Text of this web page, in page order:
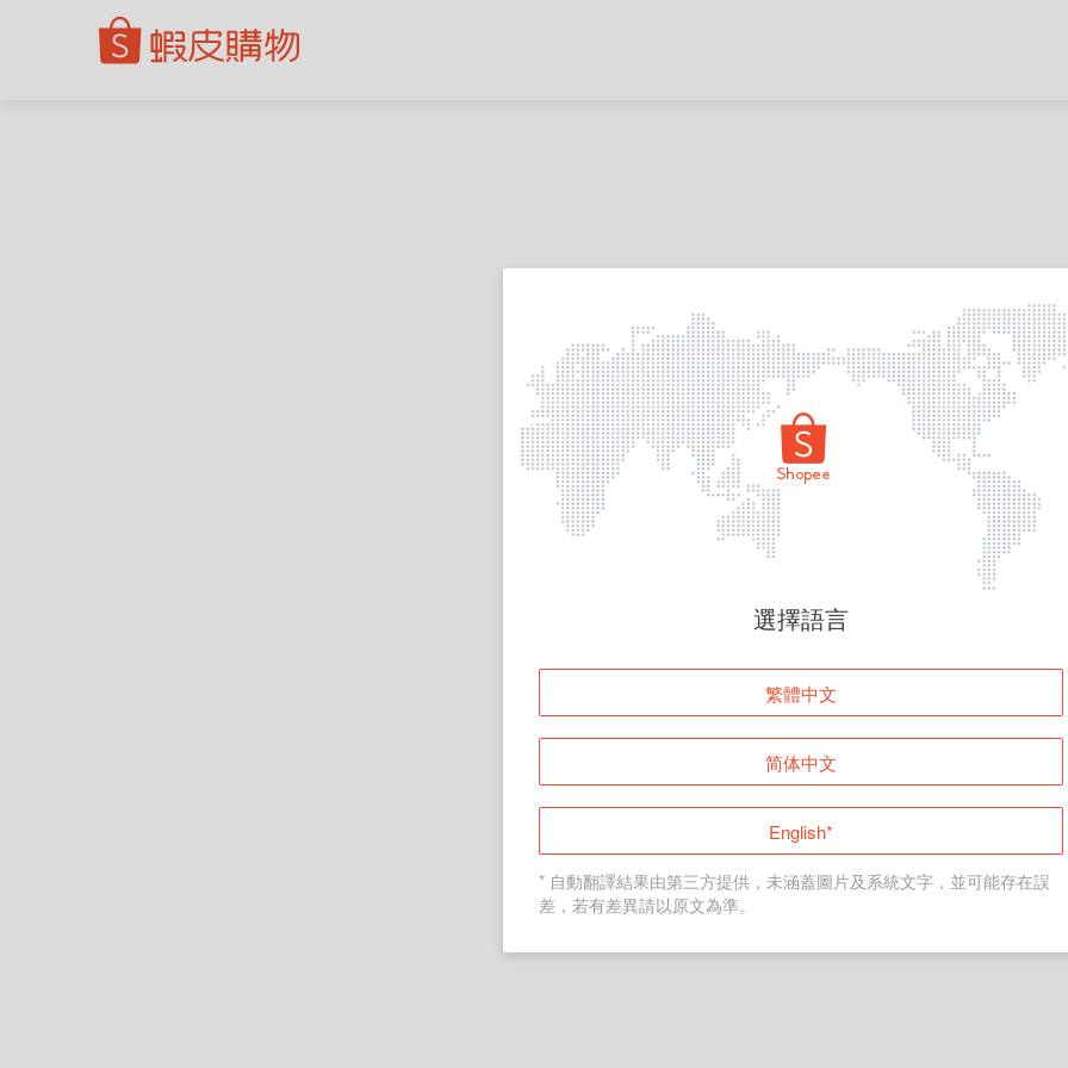
頁面無法顯示
登入
返回首頁
選擇語言
繁體中文
简体中文
English*
* 自動翻譯結果由第三方提供，未涵蓋圖片及系統文字，並可能存在誤
差，若有差異請以原文為準。